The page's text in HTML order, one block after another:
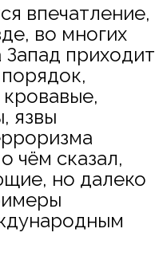
впечатление,
во многих
Запад приходит
язвы
чём сказал,
но далеко